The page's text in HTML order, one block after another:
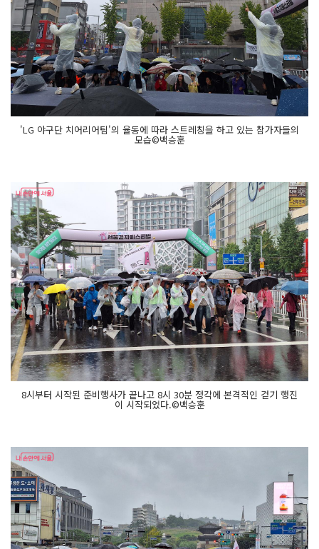
'LG 야구단 치어리어팀'의 율동에 따라 스트레칭을 하고 있는 참가자들의
모습©백승훈
8시부터 시작된 준비행사가 끝나고 8시 30분 정각에 본격적인 걷기 행진
이 시작되었다.©백승훈